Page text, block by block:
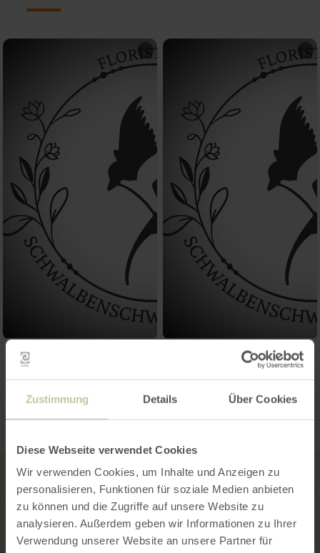
Zustimmung Details Über Cookies
Diese Webseite verwendet Cookies
Wir verwenden Cookies, um Inhalte und Anzeigen zu
personalisieren, Funktionen für soziale Medien anbieten
zu können und die Zugriffe auf unsere Website zu
analysieren. Außerdem geben wir Informationen zu Ihrer
Verwendung unserer Website an unsere Partner für
Contact